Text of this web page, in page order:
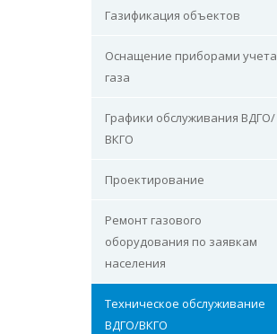
Газификация объектов
Оснащение приборами учета
газа
Графики обслуживания ВДГО/
ВКГО
Проектирование
Ремонт газового
оборудования по заявкам
населения
Техническое обслуживание
ВДГО/ВКГО